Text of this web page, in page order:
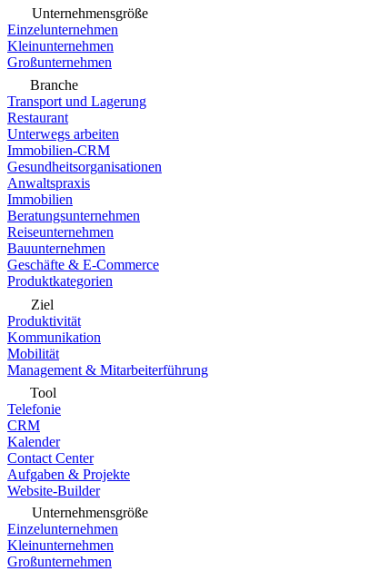
Unternehmensgröße
Einzelunternehmen
Kleinunternehmen
Großunternehmen
Branche
Transport und Lagerung
Restaurant
Unterwegs arbeiten
Immobilien-CRM
Gesundheitsorganisationen
Anwaltspraxis
Immobilien
Beratungsunternehmen
Reiseunternehmen
Bauunternehmen
Geschäfte & E-Commerce
Produktkategorien
Ziel
Produktivität
Kommunikation
Mobilität
Management & Mitarbeiterführung
Tool
Telefonie
CRM
Kalender
Contact Center
Aufgaben & Projekte
Website-Builder
Unternehmensgröße
Einzelunternehmen
Kleinunternehmen
Großunternehmen